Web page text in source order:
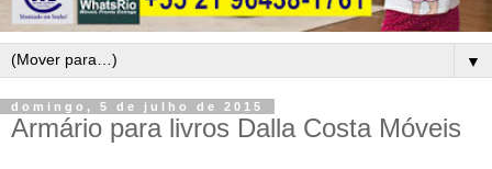
▼
domingo, 5 de julho de 2015
Armário para livros Dalla Costa Móveis